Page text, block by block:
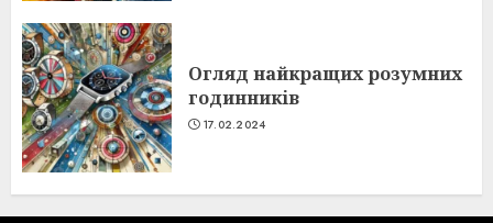
Огляд найкращих розумних
годинників
17.02.2024